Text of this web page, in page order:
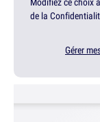
de la
Gérer